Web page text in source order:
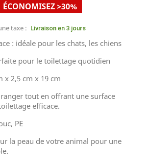
ÉCONOMISEZ >30%
taxe : Livraison en 3 jours
: idéale pour les chats, les chiens
pour le toilettage quotidien
x 2,5 cm x 19 cm
tout en offrant une surface
efficace.
PE
la peau de votre animal pour une